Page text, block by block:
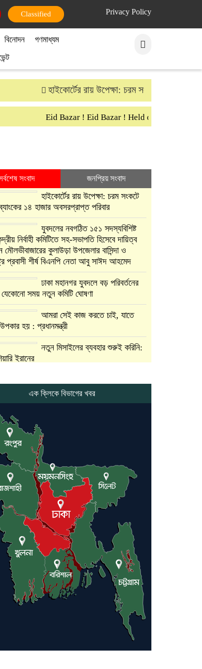
Privacy Policy
Classified
বিনোদন
গণমাধ্যম
হাইকোর্টের রায় উপেক্ষা: চরম সংকটে গ্রামীণ
Eid Bazar ! Eid Bazar ! Held on 30th March
সংবাদ জনপ্রিয় সংবাদ
হাইকোর্টের রায় উপেক্ষা: চরম সংকটে
১৪ হাজার অবসরপ্রাপ্ত পরিবার
যুবদলের নবগঠিত ১৫১ সদস্যবিশিষ্ট
নির্বাহী কমিটিতে সহ-সভাপতি হিসেবে দায়িত্ব
মৌলভীবাজারের কুলাউড়া উপজেলার বাসিন্দা ও
প্রবাসী শীর্ষ বিএনপি নেতা আবু সাঈদ আহমেদ
ঢাকা মহানগর যুবদলে বড় পরিবর্তনের
সময় নতুন কমিটি ঘোষণা
আমরা সেই কাজ করতে চাই, যাতে
হয় : প্রধানমন্ত্রী
নতুন মিসাইলের ব্যবহার শুরুই করিনি:
ইরানের
সবার জন্য উন্মুক্ত: আরাকচি
ইরানে কঠোর হামলা অব্যাহত রাখতে
ট্রাম্পকে আহ্বান সৌদি আরবের
ইরাকসহ মধ্যপ্রাচ্যে ২৪ হামলা চালাল
ইরানপন্থি গোষ্ঠী
হরমুজ প্রণালী সুরক্ষায় মিত্ররা সাহায্য
না করলে ন্যাটোর ভবিষ্যৎ খারাপ হবে:
ট্রাম্প
এক ক্লিকে বিভাগের খবর